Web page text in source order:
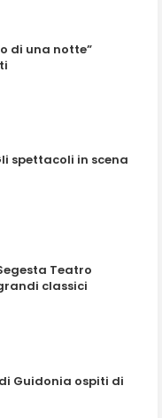
di una notte”
Gli spettacoli in scena
Teatro
classici
di Guidonia ospiti di